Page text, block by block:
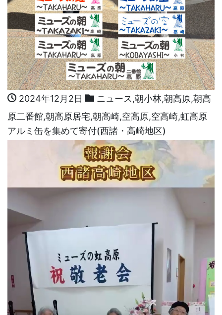
2024年12月2日 ニュース,朝小林,朝高原,朝高
原二番館,朝高原居宅,朝高崎,空高原,空高崎,虹高原
アルミ缶を集めて寄付(西諸・高崎地区)